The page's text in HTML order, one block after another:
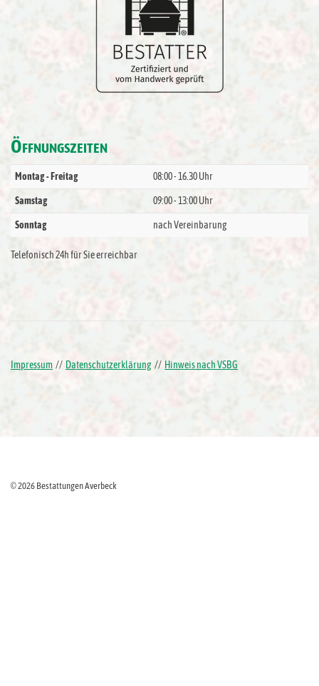
ÖFFNUNGSZEITEN
Montag - Freitag 08:00 - 16.30 Uhr
Samstag 09:00 - 13:00 Uhr
Sonntag nach Vereinbarung
Telefonisch 24h für Sie erreichbar
Impressum // Datenschutzerklärung // Hinweis nach VSBG
© 2026 Bestattungen Averbeck